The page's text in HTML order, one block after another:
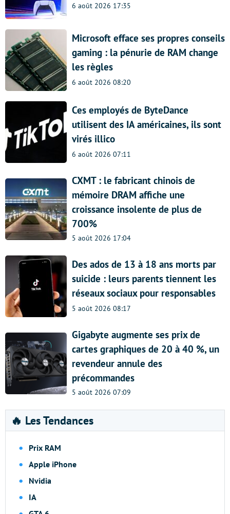
6 août 2026 17:35
Microsoft efface ses propres conseils
gaming : la pénurie de RAM change
les règles
6 août 2026 08:20
Ces employés de ByteDance
utilisent des IA américaines, ils sont
virés illico
6 août 2026 07:11
CXMT : le fabricant chinois de
mémoire DRAM affiche une
croissance insolente de plus de
700%
5 août 2026 17:04
Des ados de 13 à 18 ans morts par
suicide : leurs parents tiennent les
réseaux sociaux pour responsables
5 août 2026 08:17
Gigabyte augmente ses prix de
cartes graphiques de 20 à 40 %, un
revendeur annule des
précommandes
5 août 2026 07:09
🔥 Les Tendances
Prix RAM
Apple iPhone
Nvidia
IA